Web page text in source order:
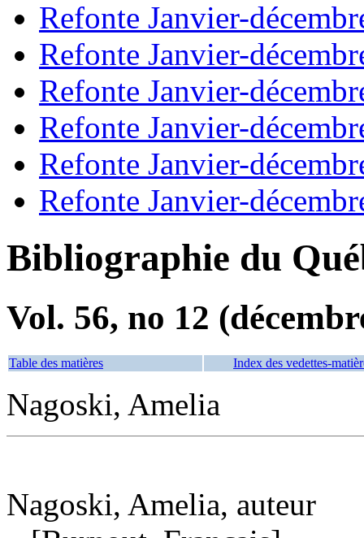
Refonte Janvier-
Refonte Janvier-
Refonte Janvier-
Refonte Janvier-
Refonte Janvier-
Refonte Janvier-
Bibliographie du
Vol. 56, no 12
Table des matières Index des vedettes-
Nagoski, Amelia
Nagoski, Amelia, auteur